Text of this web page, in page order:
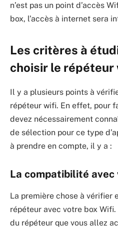
n’est pas un point d’accès
box, l’accès à internet sera
Les critères à
choisir le répéteur
Il y a plusieurs points à
répéteur wifi. En effet, pour
devez nécessairement
de sélection pour ce type
à prendre en compte, il y a :
La compatibilité avec
La première chose à vérifier
répéteur avec votre box
du répéteur que vous allez